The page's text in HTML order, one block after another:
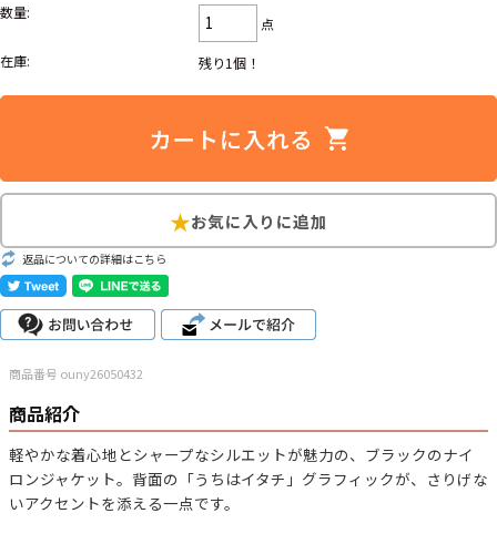
レディース
Search by Particularこだわりから探す
Search by Sizeサイズから探す（メンズ）
ジャケット XS S M
長袖シャツ
半袖シャツ XS S M L XL
Tシャツ XS
数量:
点
在庫:
残り1個！
返品についての詳細はこちら
商品番号 ouny26050432
商品紹介
軽やかな着心地とシャープなシルエットが魅力の、ブラックのナイ
ロンジャケット。背面の「うちはイタチ」グラフィックが、さりげな
いアクセントを添える一点です。